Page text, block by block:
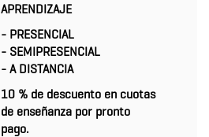
APRENDIZAJE
- PRESENCIAL
- SEMIPRESENCIAL
- A DISTANCIA
10 % de descuento en cuotas
de enseñanza por pronto
pago.